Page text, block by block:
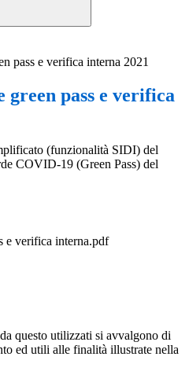
pass e verifica interna 2021
green pass e verifica
(funzionalità SIDI) del
COVID-19 (Green Pass) del
e verifica interna.pdf
questo utilizzati si avvalgono di
ed utili alle finalità illustrate nella